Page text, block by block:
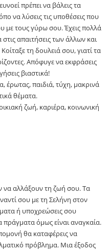
πρέπει να βάλεις τα
να λύσεις τις υποθέσεις που
με τους γύρω σου. Έχεις πολλά
απαιτήσεις των άλλων και
τη δουλειά σου, γιατί τα
Απόφυγε να εκφράσεις
βιαστικά!
έρωτας, παιδιά, τύχη, μακρινά
θέματα.
ζωή, καριέρα, κοινωνική
να αλλάξουν τη ζωή σου. Τα
σου με τη Σελήνη στον
ή υποχρεώσεις σου
όμως είναι αναγκαία.
θα καταφέρεις να
πρόβλημα. Μια έξοδος